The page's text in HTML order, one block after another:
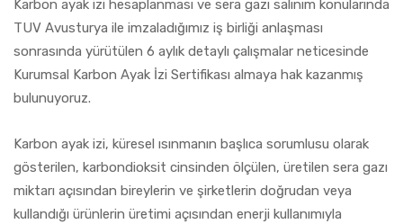
Karbon ayak izi hesaplanması ve sera gazı salınım konularında
TUV Avusturya ile imzaladığımız iş birliği anlaşması
sonrasında yürütülen 6 aylık detaylı çalışmalar neticesinde
Kurumsal Karbon Ayak İzi Sertifikası almaya hak kazanmış
bulunuyoruz.
Karbon ayak izi, küresel ısınmanın başlıca sorumlusu olarak
gösterilen, karbondioksit cinsinden ölçülen, üretilen sera gazı
miktarı açısından bireylerin ve şirketlerin doğrudan veya
kullandığı ürünlerin üretimi açısından enerji kullanımıyla